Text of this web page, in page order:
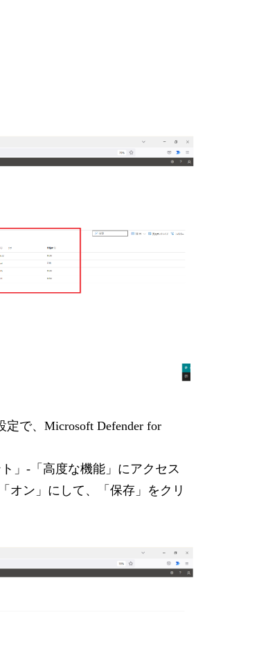
で、Microsoft Defender for
」-「高度な機能」にアクセス
オン」にして、「保存」をクリ